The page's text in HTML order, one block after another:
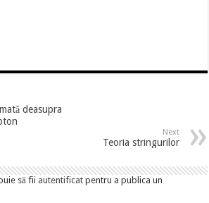
deasupra
Next
Teoria stringurilor
să fii autentificat pentru a publica un